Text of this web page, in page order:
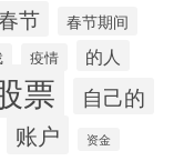
节 春节期间
疫情 的人
票 自己的
账户 资金